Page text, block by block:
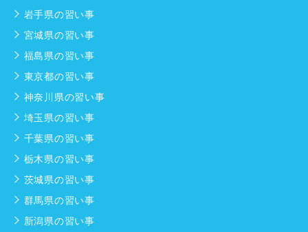
岩手県の習い事
宮城県の習い事
福島県の習い事
東京都の習い事
神奈川県の習い事
埼玉県の習い事
千葉県の習い事
栃木県の習い事
茨城県の習い事
群馬県の習い事
新潟県の習い事